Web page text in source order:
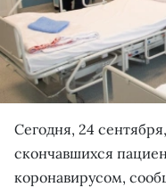
Сегодня, 24
скончавшихся
коронавирусом,